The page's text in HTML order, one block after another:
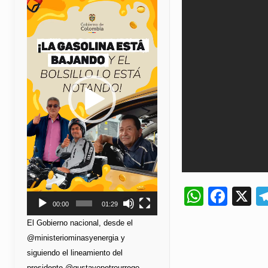
X
de
vídeo
00:00 01:29
El Gobierno nacional, desde el
@ministeriominasyenergia y
siguiendo el lineamiento del